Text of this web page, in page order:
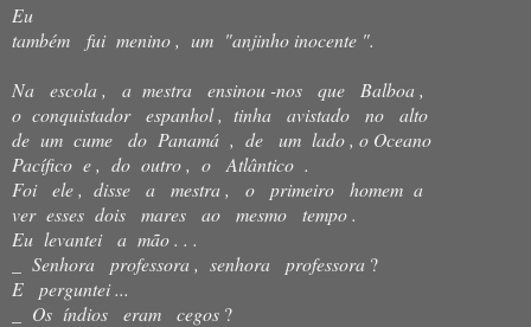
Eu
também fui menino , um "anjinho inocente ".
Na escola , a mestra ensinou -nos que Balboa ,
o conquistador espanhol , tinha avistado no alto
de um cume do Panamá , de um lado , o Oceano
Pacífico e , do outro , o Atlântico .
Foi ele , disse a mestra , o primeiro homem a
ver esses dois mares ao mesmo tempo .
Eu levantei a mão . . .
_ Senhora professora , senhora professora ?
E perguntei ...
_ Os índios eram cegos ?